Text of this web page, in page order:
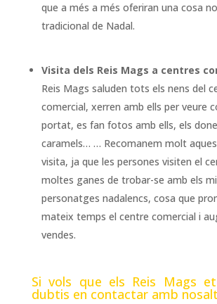
que a més a més oferiran una cosa
tradicional de Nadal.
Visita dels Reis Mags a centres
Reis Mags saluden tots els nens del
comercial, xerren amb ells per veure
portat, es fan fotos amb ells, els
caramels… … Recomanem molt
visita, ja que les persones visiten el
moltes ganes de trobar-se amb els
personatges nadalencs, cosa que
mateix temps el centre comercial i
vendes.
Si vols que els Reis Mags
dubtis en contactar amb